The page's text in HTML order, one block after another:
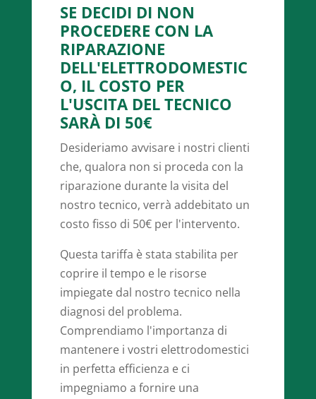
SE DECIDI DI NON
PROCEDERE CON LA
RIPARAZIONE
DELL'ELETTRODOMESTIC
O, IL COSTO PER
L'USCITA DEL TECNICO
SARÀ DI 50€
Desideriamo avvisare i nostri clienti
che, qualora non si proceda con la
riparazione durante la visita del
nostro tecnico, verrà addebitato un
costo fisso di 50€ per l'intervento.
Questa tariffa è stata stabilita per
coprire il tempo e le risorse
impiegate dal nostro tecnico nella
diagnosi del problema.
Comprendiamo l'importanza di
mantenere i vostri elettrodomestici
in perfetta efficienza e ci
impegniamo a fornire una